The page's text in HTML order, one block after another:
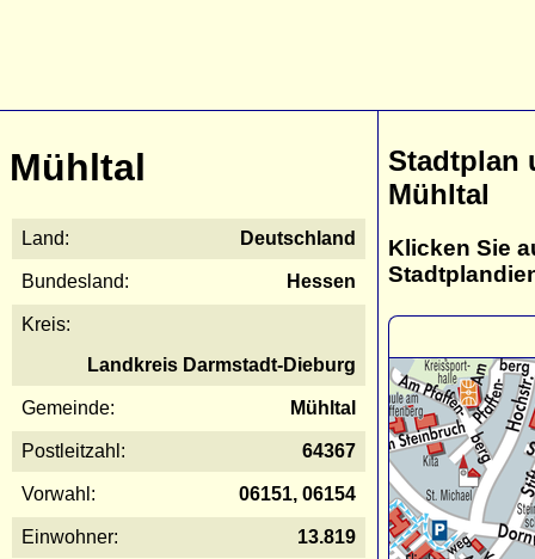
Mühltal
Land: Deutschland
Bundesland: Hessen
Kreis:
Landkreis Darmstadt-Dieburg
Gemeinde: Mühltal
Postleitzahl: 64367
Vorwahl: 06151, 06154
Einwohner: 13.819
Stadtplan
Mühltal
Klicken Sie